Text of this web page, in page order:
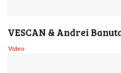
VESCAN & Andrei
Video